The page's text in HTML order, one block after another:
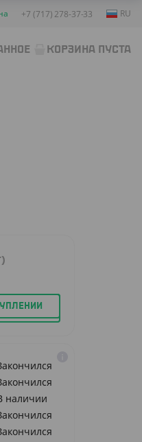
+7 (717) 278-37-33 RU
КОРЗИНА ПУСТА
наличии